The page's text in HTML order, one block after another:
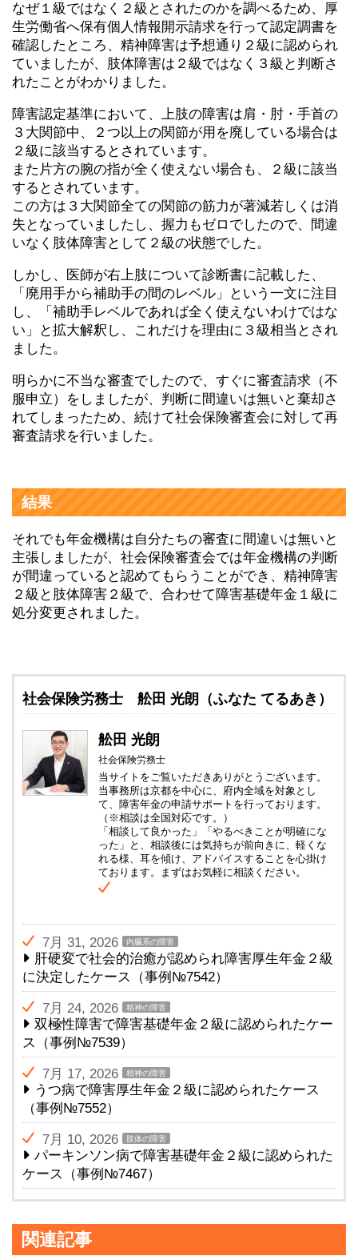
なぜ１級ではなく２級とされたのかを調べるため、厚
生労働省へ保有個人情報開示請求を行って認定調書を
確認したところ、精神障害は予想通り２級に認められ
ていましたが、肢体障害は２級ではなく３級と判断さ
れたことがわかりました。
障害認定基準において、上肢の障害は肩・肘・手首の
３大関節中、２つ以上の関節が用を廃している場合は
２級に該当するとされています。
また片方の腕の指が全く使えない場合も、２級に該当
するとされています。
この方は３大関節全ての関節の筋力が著減若しくは消
失となっていましたし、握力もゼロでしたので、間違
いなく肢体障害として２級の状態でした。
しかし、医師が右上肢について診断書に記載した、
「廃用手から補助手の間のレベル」という一文に注目
し、「補助手レベルであれば全く使えないわけではな
い」と拡大解釈し、これだけを理由に３級相当とされ
ました。
明らかに不当な審査でしたので、すぐに審査請求（不
服申立）をしましたが、判断に間違いは無いと棄却さ
れてしまったため、続けて社会保険審査会に対して再
審査請求を行いました。
結果
それでも年金機構は自分たちの審査に間違いは無いと
主張しましたが、社会保険審査会では年金機構の判断
が間違っていると認めてもらうことができ、精神障害
２級と肢体障害２級で、合わせて障害基礎年金１級に
処分変更されました。
社会保険労務士 舩田 光朗（ふなた てるあき）
舩田 光朗
社会保険労務士
当サイトをご覧いただきありがとうございます。
当事務所は京都を中心に、府内全域を対象とし
て、障害年金の申請サポートを行っております。
（※相談は全国対応です。）
「相談して良かった」「やるべきことが明確にな
った」と、相談後には気持ちが前向きに、軽くな
れる様、耳を傾け、アドバイスすることを心掛け
ております。まずはお気軽に相談ください。
7月 31, 2026 内臓系の障害
肝硬変で社会的治癒が認められ障害厚生年金２級
に決定したケース（事例№7542）
7月 24, 2026 精神の障害
双極性障害で障害基礎年金２級に認められたケー
ス（事例№7539）
7月 17, 2026 精神の障害
うつ病で障害厚生年金２級に認められたケース
（事例№7552）
7月 10, 2026 肢体の障害
パーキンソン病で障害基礎年金２級に認められた
ケース（事例№7467）
関連記事